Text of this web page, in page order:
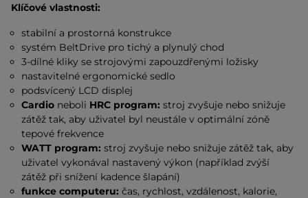
Klíčové vlastnosti:
stabilní a prostorná konstrukce
systém BeltDrive pro tichý a plynulý chod
3-dílné kliky se strojovými zapouzdřenými ložisky
nastavitelné ergonomické sedlo
podsvícený LCD displej
Cardio neboli HRC program:stroj zvyšuje nebo snižuje
zátěž tak, aby uživatel byl neustále v optimální zóně
tepové frekvence
WATT program:stroj zvyšuje nebo snižuje zátěž tak, aby
uživatel vykonával nastavený výkon (například zvýší
zátěž při snížení kadence šlapání)
funkce computeru: čas, rychlost, vzdálenost, kalorie,